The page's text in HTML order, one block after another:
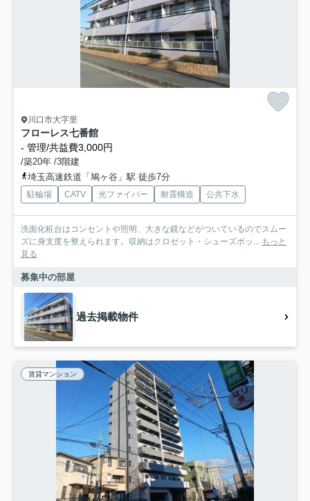
川口市大字里
フローレス七番館
- 管理/共益費3,000円
/築20年 /3階建
埼玉高速鉄道「鳩ヶ谷」駅 徒歩7分
駐輪場 CATV 光ファイバー 耐震構造 公共下水
洗面化粧台はコンセントや照明、大きな鏡などがついているのでスムー
ズに身支度を整えられます。収納はクロゼット・シューズボッ...
もっと
見る
募集中の部屋
過去掲載物件
賃貸マンション